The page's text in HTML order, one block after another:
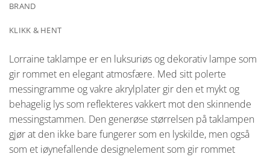
BRAND
KLIKK & HENT
Lorraine taklampe er en luksuriøs og dekorativ lampe som
gir rommet en elegant atmosfære. Med sitt polerte
messingramme og vakre akrylplater gir den et mykt og
behagelig lys som reflekteres vakkert mot den skinnende
messingstammen. Den generøse størrelsen på taklampen
gjør at den ikke bare fungerer som en lyskilde, men også
som et iøynefallende designelement som gir rommet